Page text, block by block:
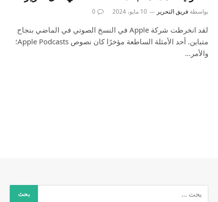
بواسطة فريق التحرير 10 مايو، 2024 0
لقد انخرطت شركة Apple في النسخ الصوتي في الماضي بنجاح
متباين. أحد الأمثلة الساطعة مؤخرًا كان نصوص Apple Podcasts؛
والأمر…